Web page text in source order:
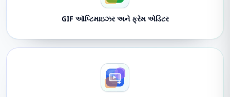
GIF ઑપ્ટિમાઇઝર અને ફ્રેમ એડિટર